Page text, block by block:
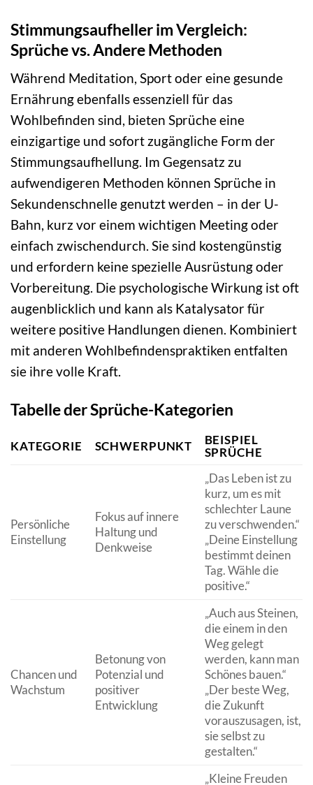
Stimmungsaufheller im Vergleich:
Sprüche vs. Andere Methoden
Während Meditation, Sport oder eine gesunde
Ernährung ebenfalls essenziell für das
Wohlbefinden sind, bieten Sprüche eine
einzigartige und sofort zugängliche Form der
Stimmungsaufhellung. Im Gegensatz zu
aufwendigeren Methoden können Sprüche in
Sekundenschnelle genutzt werden – in der U-
Bahn, kurz vor einem wichtigen Meeting oder
einfach zwischendurch. Sie sind kostengünstig
und erfordern keine spezielle Ausrüstung oder
Vorbereitung. Die psychologische Wirkung ist oft
augenblicklich und kann als Katalysator für
weitere positive Handlungen dienen. Kombiniert
mit anderen Wohlbefindenspraktiken entfalten
sie ihre volle Kraft.
Tabelle der Sprüche-Kategorien
KATEGORIE SCHWERPUNKT
BEISPIEL
SPRÜCHE
Persönliche
Einstellung
Fokus auf innere
Haltung und
Denkweise
„Das Leben ist zu
kurz, um es mit
schlechter Laune
zu verschwenden.“
„Deine Einstellung
bestimmt deinen
Tag. Wähle die
positive.“
Chancen und
Wachstum
Betonung von
Potenzial und
positiver
Entwicklung
„Auch aus Steinen,
die einem in den
Weg gelegt
werden, kann man
Schönes bauen.“
„Der beste Weg,
die Zukunft
vorauszusagen, ist,
sie selbst zu
gestalten.“
„Kleine Freuden